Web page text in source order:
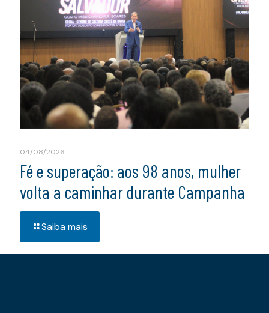
04/08/2026
Fé e superação: aos 98 anos, mulher
volta a caminhar durante Campanha
Saiba mais